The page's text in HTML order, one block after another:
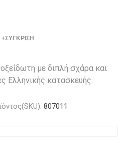
+ΣΎΓΚΡΙΣΗ
με διπλή σχάρα και
Ελληνικής κατασκευής.
807011